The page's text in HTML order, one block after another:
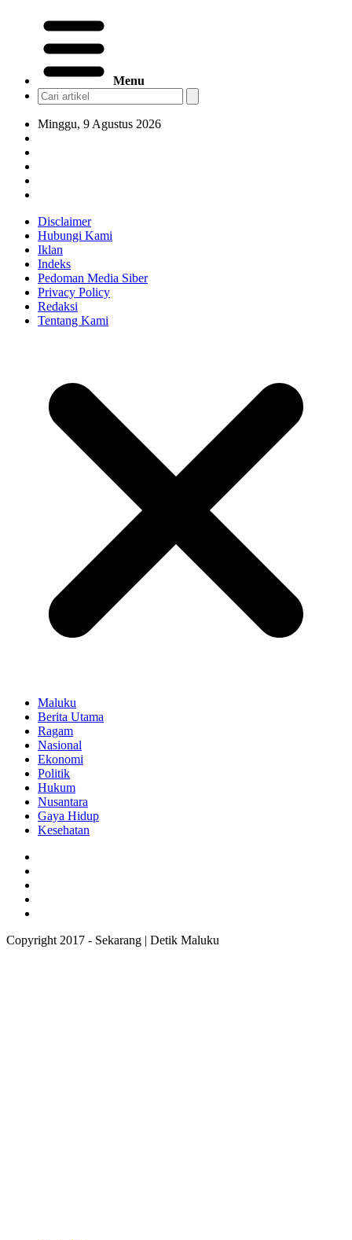
Menu
Minggu, 9 Agustus 2026
Disclaimer
Hubungi Kami
Iklan
Indeks
Pedoman Media Siber
Privacy Policy
Redaksi
Tentang Kami
Maluku
Berita Utama
Ragam
Nasional
Ekonomi
Politik
Hukum
Nusantara
Gaya Hidup
Kesehatan
Copyright 2017 - Sekarang | Detik Maluku